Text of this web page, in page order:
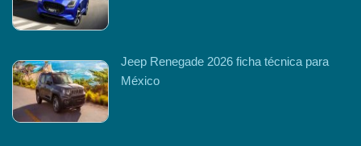
Jeep Renegade 2026 ficha técnica para
México